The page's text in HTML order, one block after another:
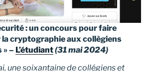
: un concours pour faire
cryptographie aux collègiens
» – L’étudiant(31 mai 2024)
une soixantaine de collégiens et